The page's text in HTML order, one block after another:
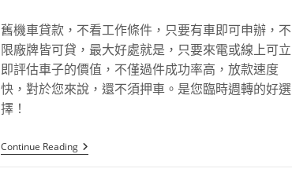
舊機車貸款，不看工作條件，只要有車即可申辦，不
限廠牌皆可貸，最大好處就是，只要來電或線上可立
即評估車子的價值，不僅過件成功率高，放款速度
快，對於您來說，還不須押車。是您臨時週轉的好選
擇！
Continue Reading